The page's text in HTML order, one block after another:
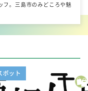
フ。三島市のみどころや魅
ポット